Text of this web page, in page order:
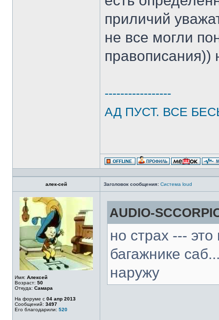
приличий
не все могли
-----------------
АД ПУСТ. ВСЕ
алек-сей Заголовок сообщения: Система loud
Имя: Алексей
Возраст: 50
Откуда: Самара
На форуме с 04 апр 2013
Сообщений: 3497
Его благодарили: 520
AUDIO-
но страх ---
багажнике
наружу